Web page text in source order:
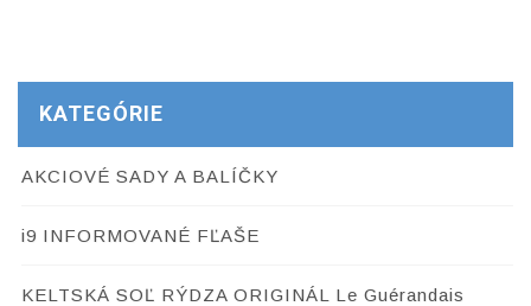
KATEGÓRIE
AKCIOVÉ SADY A BALÍČKY
i9 INFORMOVANÉ FĽAŠE
KELTSKÁ SOĽ RÝDZA ORIGINÁL Le Guérandais